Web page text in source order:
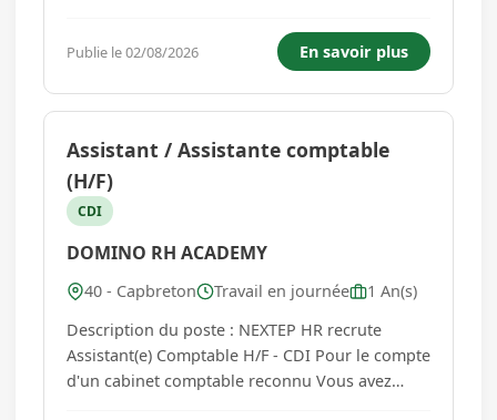
souhaitez évoluer dans un environnement
dynamique et bienveillant ? Rejoignez un
cabinet d'expertise comptable de ren...
Publie le 02/08/2026 En savoir plus
Assistant / Assistante comptable
(H/F)
CDI
DOMINO RH ACADEMY
40 - Capbreton Travail en journée
1 An(s)
Description du poste : NEXTEP HR recrute
Assistant(e) Comptable H/F - CDI Pour le compte
d'un cabinet comptable reconnu Vous avez